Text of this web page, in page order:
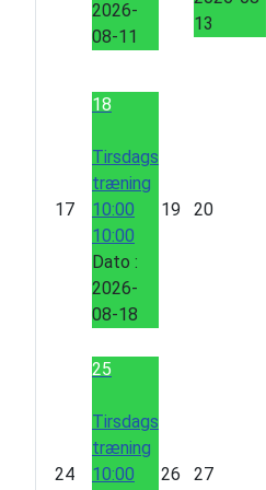
2026-
08-11
13
17
18
Tirsdags
træning
10:00
10:00
Dato :
2026-
08-18
19 20
24
25
Tirsdags
træning
10:00
26 27